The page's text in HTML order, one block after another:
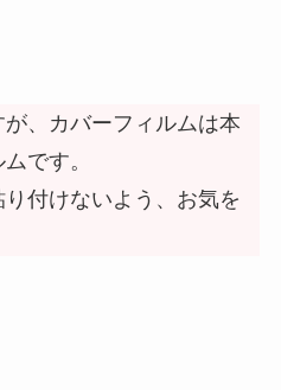
、カバーフィルムは本
です。
付けないよう、お気を